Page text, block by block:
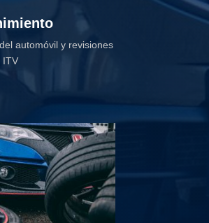
automóvil y revisiones
ITV